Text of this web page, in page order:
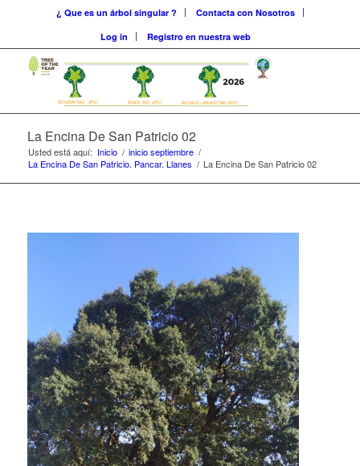
¿ Que es un árbol singular ?
Contacta con Nosotros
Log in
Registro en nuestra web
La Encina De San Patricio 02
Usted está aquí: Inicio / inicio septiembre /
La Encina De San Patricio. Pancar. Llanes / La Encina De San Patricio 02